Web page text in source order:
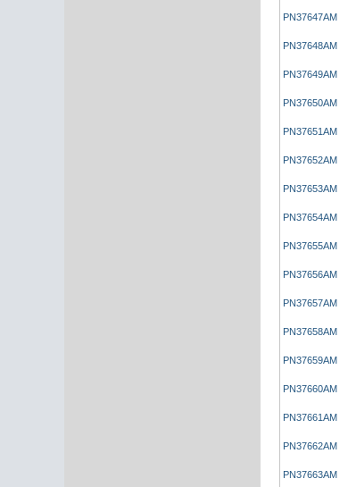
PN37647AM
PN37648AM
PN37649AM
PN37650AM
PN37651AM
PN37652AM
PN37653AM
PN37654AM
PN37655AM
PN37656AM
PN37657AM
PN37658AM
PN37659AM
PN37660AM
PN37661AM
PN37662AM
PN37663AM